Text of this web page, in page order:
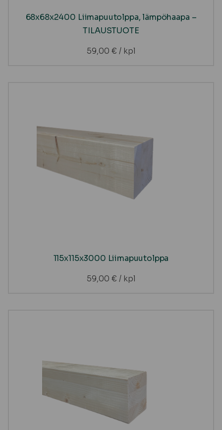
68x68x2400 Liimapuutolppa, lämpöhaapa –
TILAUSTUOTE
59,00 € / kpl
115x115x3000 Liimapuutolppa
59,00 € / kpl